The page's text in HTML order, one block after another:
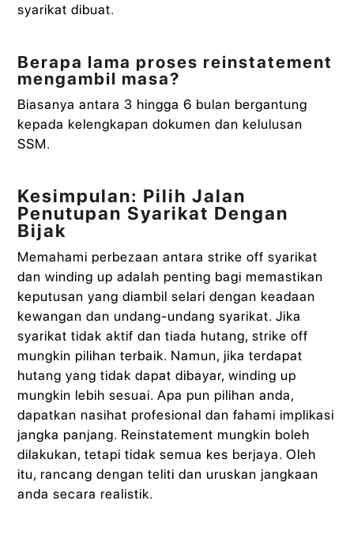
syarikat dibuat.
Berapa lama proses reinstatement
mengambil masa?
Biasanya antara 3 hingga 6 bulan bergantung
kepada kelengkapan dokumen dan kelulusan
SSM.
Kesimpulan: Pilih Jalan
Penutupan Syarikat Dengan
Bijak
Memahami perbezaan antara strike off syarikat
dan winding up adalah penting bagi memastikan
keputusan yang diambil selari dengan keadaan
kewangan dan undang-undang syarikat. Jika
syarikat tidak aktif dan tiada hutang, strike off
mungkin pilihan terbaik. Namun, jika terdapat
hutang yang tidak dapat dibayar, winding up
mungkin lebih sesuai. Apa pun pilihan anda,
dapatkan nasihat profesional dan fahami implikasi
jangka panjang. Reinstatement mungkin boleh
dilakukan, tetapi tidak semua kes berjaya. Oleh
itu, rancang dengan teliti dan uruskan jangkaan
anda secara realistik.